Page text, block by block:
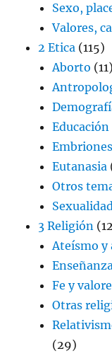
Sexo,
Valores,
2 Etica (115)
Aborto (11)
Educación
Eutanasia
Otros
3 Religión
Ateísmo y
Fe y
Otras
(29)